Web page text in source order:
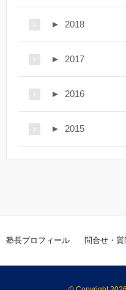
► 2018
► 2017
► 2016
► 2015
塾長プロフィール 問合せ・質